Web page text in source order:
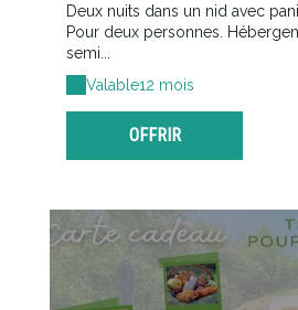
Deux nuits dans un nid avec
Pour deux personnes.
semi...
Valable12 mois
OFFRIR